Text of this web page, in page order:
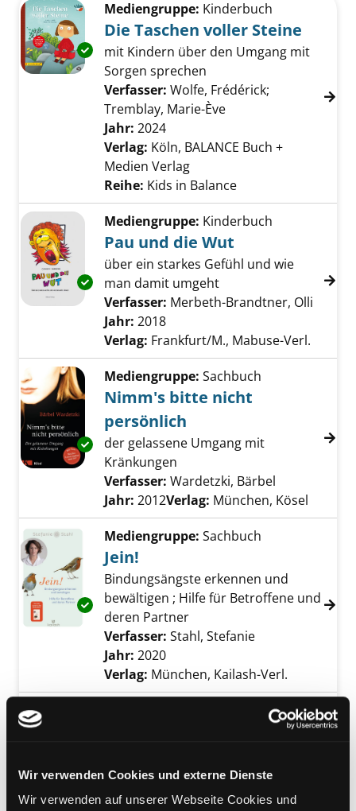
Wir verwenden Cookies und externe Dienste
Wir verwenden auf unserer Webseite Cookies und
Exemplar-Details von Die Taschen voller
Mediengruppe: Kinderbuch
Die Taschen voller Steine
mit Kindern über den Umgang mit
Sorgen sprechen
Verfasser: Wolfe, Frédérick;
Tremblay, Marie-Ève
Jahr: 2024
Verlag: Köln, BALANCE Buch +
Medien Verlag
Reihe: Kids in Balance
Exemplar-Details von Pau und die Wut
Mediengruppe: Kinderbuch
Pau und die Wut
über ein starkes Gefühl und wie
man damit umgeht
Verfasser: Merbeth-Brandtner, Olli
Jahr: 2018
Verlag: Frankfurt/M., Mabuse-Verl.
Exemplar-Details von Nimm's bitte nicht
Mediengruppe: Sachbuch
Nimm's bitte nicht
persönlich
der gelassene Umgang mit
Kränkungen
Verfasser: Wardetzki, Bärbel
Jahr: 2012Verlag: München, Kösel
Exemplar-Details von Jein! anzeigen
Mediengruppe: Sachbuch
Jein!
Bindungsängste erkennen und
bewältigen ; Hilfe für Betroffene und
deren Partner
Verfasser: Stahl, Stefanie
Jahr: 2020
Verlag: München, Kailash-Verl.
Exemplar-Details von Jede Wunde lässt sich
wie wir emotionale Verletzungen
und Kränkungen der Vergangenheit